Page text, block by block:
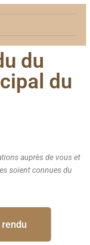
du
du
auprès de vous et
soient connues du